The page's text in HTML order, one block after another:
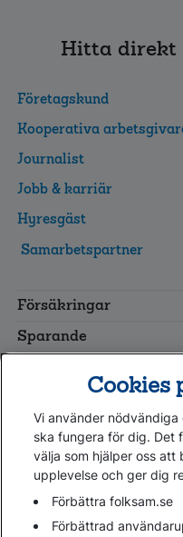
Hitta direkt
Företagskund
Kooperativa
Journalist
Jobb & karriär
Hyresgäst
grupp
Leverantörswebb
Försäkringar
Sparande
Kundservice
Hjälp
Webbkarta
Cookies
Cookies
Vi använder
ska fungera för dig. Det
välja som hjälper oss
upplevelse och ger dig
Förbättra folksam.se
Förbättrad